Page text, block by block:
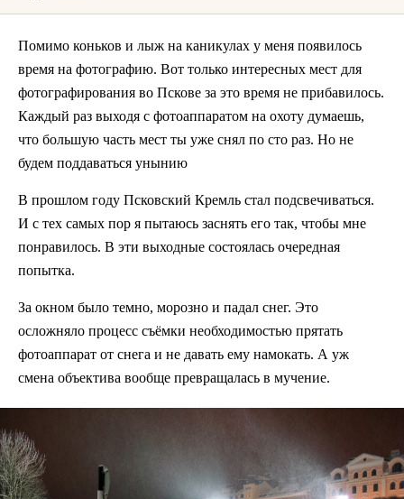
Помимо коньков и лыж на каникулах у меня появилось
время на фотографию. Вот только интересных мест для
фотографирования во Пскове за это время не прибавилось.
Каждый раз выходя с фотоаппаратом на охоту думаешь,
что большую часть мест ты уже снял по сто раз. Но не
будем поддаваться унынию
В прошлом году Псковский Кремль стал подсвечиваться.
И с тех самых пор я пытаюсь заснять его так, чтобы мне
понравилось. В эти выходные состоялась очередная
попытка.
За окном было темно, морозно и падал снег. Это
осложняло процесс съёмки необходимостью прятать
фотоаппарат от снега и не давать ему намокать. А уж
смена объектива вообще превращалась в мучение.